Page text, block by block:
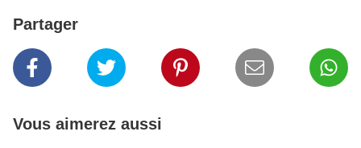
Partager
Vous aimerez aussi